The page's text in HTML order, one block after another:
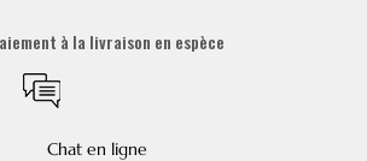
à la livraison en espèce
Chat en ligne